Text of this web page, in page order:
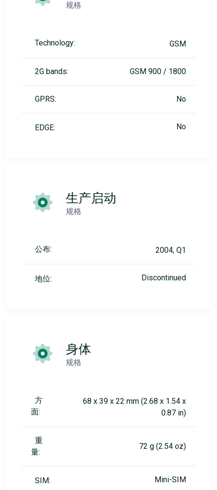
规格
Technology: GSM
2G bands: GSM 900 / 1800
GPRS: No
EDGE: No
生产启动
规格
公布: 2004, Q1
地位: Discontinued
身体
规格
方
面:
68 x 39 x 22 mm (2.68 x 1.54 x
0.87 in)
重
量:
72 g (2.54 oz)
SIM: Mini-SIM